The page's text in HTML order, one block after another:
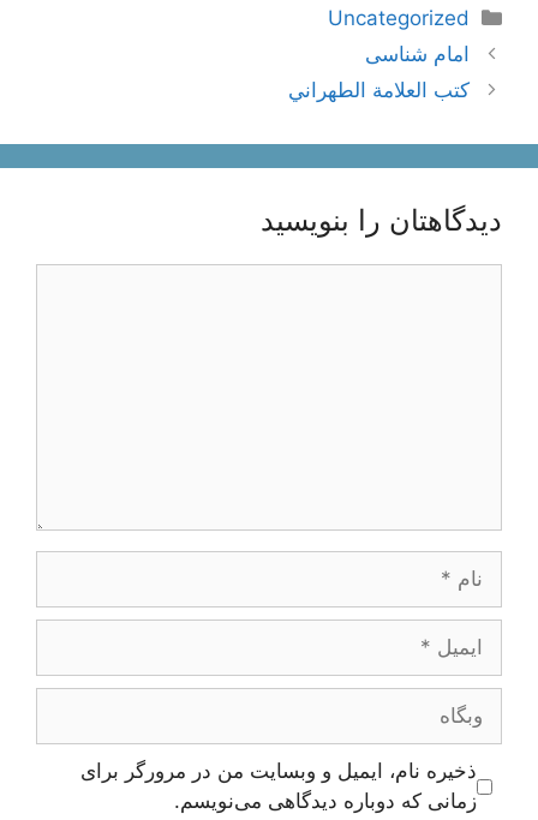
دسته‌ها
Uncategorized
ناوبری
نوشته‌ها
امام شناسی
كتب العلامة الطهراني
دیدگاهتان را بنویسید
ایمیل
وبگاه
ذخیره نام، ایمیل و وبسایت من در مرورگر برای
زمانی که دوباره دیدگاهی می‌نویسم.